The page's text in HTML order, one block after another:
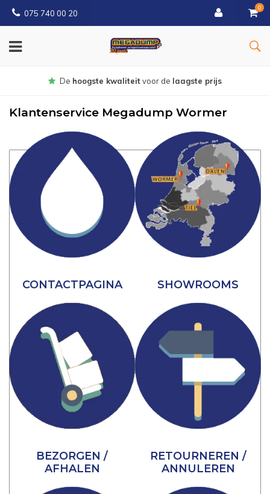
075 740 00 20
0
Gratisbezorgd vanaf € 150
Klantenservice Megadump Wormer
CONTACTPAGINA SHOWROOMS
BEZORGEN /
AFHALEN
RETOURNEREN /
ANNULEREN